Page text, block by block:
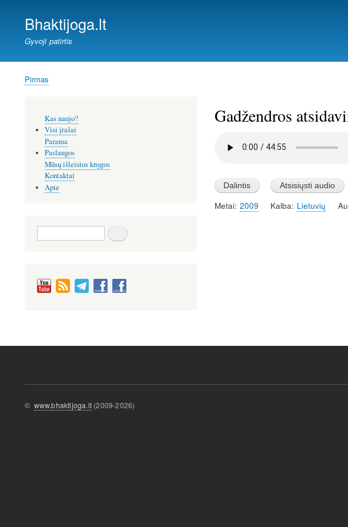
Bhaktijoga.lt
Gyvoji patirtis
Kelias
Pirmas
Gadžendros
Metai 2009 Kalba Lietuvių
meniu
Kas naujo?
Visi įrašai
Parama
Paslaugos
Mūsų išleistos knygos
Kontaktai
Apie
Paieška
© www.bhaktijoga.lt (2009-2026)